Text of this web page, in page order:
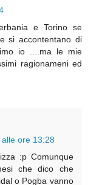
e Torino se
si accontentano di
io ....ma le mie
ragionameni ed
ore 13:28
:p Comunque
che dico che
o Pogba vanno